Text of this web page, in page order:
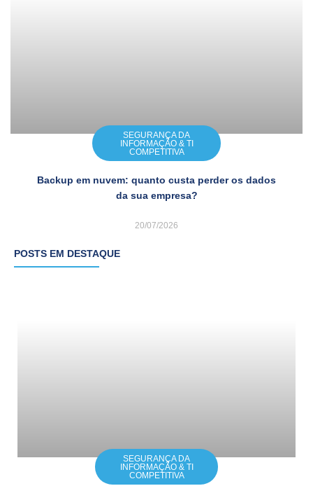
SEGURANÇA DA
INFORMAÇÃO & TI
COMPETITIVA
Backup em nuvem: quanto custa perder os dados
da sua empresa?
20/07/2026
POSTS EM DESTAQUE
SEGURANÇA DA
INFORMAÇÃO & TI
COMPETITIVA